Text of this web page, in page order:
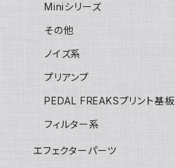
Miniシリーズ
その他
ノイズ系
プリアンプ
PEDAL FREAKSプリント基板
フィルター系
エフェクターパーツ